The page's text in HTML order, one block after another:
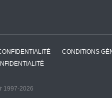
CONDITIONS
1997-2026